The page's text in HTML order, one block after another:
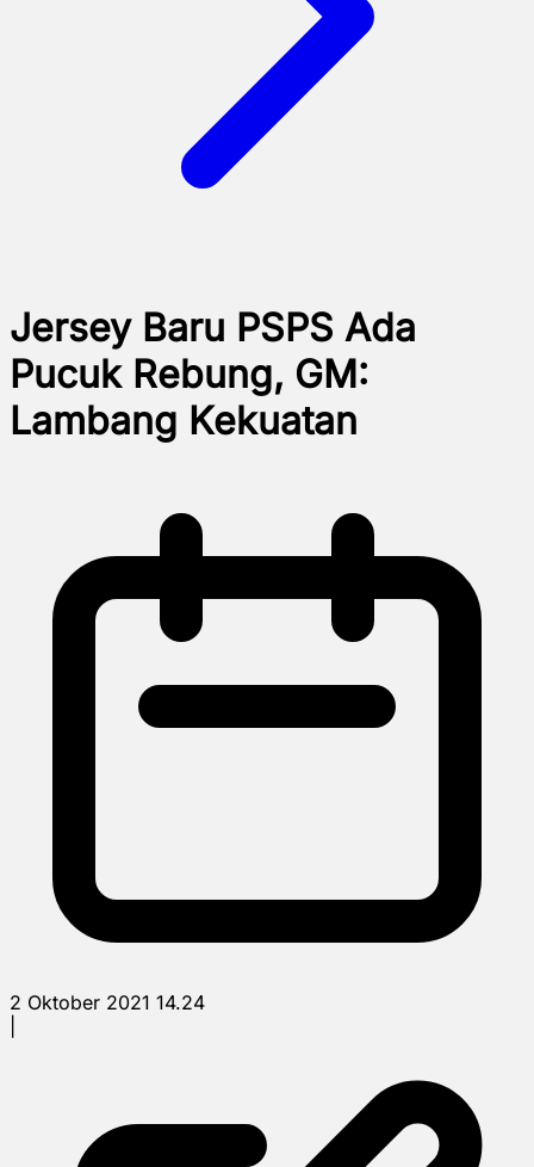
Jersey Baru PSPS Ada
Pucuk Rebung, GM:
Lambang Kekuatan
2 Oktober 2021 14.24